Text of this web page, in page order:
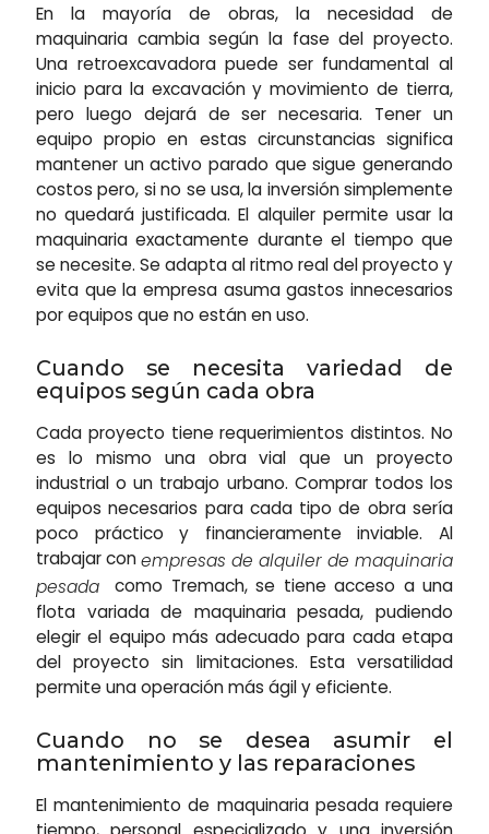
En la mayoría de obras, la necesidad de
maquinaria cambia según la fase del proyecto.
Una retroexcavadora puede ser fundamental al
inicio para la excavación y movimiento de tierra,
pero luego dejará de ser necesaria. Tener un
equipo propio en estas circunstancias significa
mantener un activo parado que sigue generando
costos pero, si no se usa, la inversión simplemente
no quedará justificada. El alquiler permite usar la
maquinaria exactamente durante el tiempo que
se necesite. Se adapta al ritmo real del proyecto y
evita que la empresa asuma gastos innecesarios
por equipos que no están en uso.
Cuando se necesita variedad de
equipos según cada obra
Cada proyecto tiene requerimientos distintos. No
es lo mismo una obra vial que un proyecto
industrial o un trabajo urbano. Comprar todos los
equipos necesarios para cada tipo de obra sería
poco práctico y financieramente inviable. Al
trabajar conempresas de alquiler de maquinaria
pesada
como Tremach, se tiene acceso a una
flota variada de maquinaria pesada, pudiendo
elegir el equipo más adecuado para cada etapa
del proyecto sin limitaciones. Esta versatilidad
permite una operación más ágil y eficiente.
Cuando no se desea asumir el
mantenimiento y las reparaciones
El mantenimiento de maquinaria pesada requiere